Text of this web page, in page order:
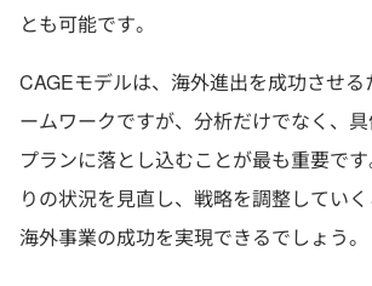
とも可能です。
CAGEモデルは、海外進出を成功させ
ームワークですが、分析だけでなく、
プランに落とし込むことが最も重要で
りの状況を見直し、戦略を調整してい
海外事業の成功を実現できるでしょう。